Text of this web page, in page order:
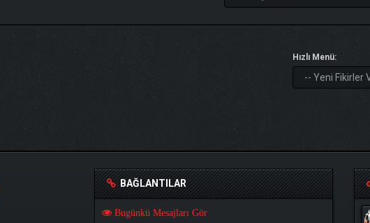
Hızlı Menü:
BAĞLANTILAR
Bugünkü Mesajları Gör